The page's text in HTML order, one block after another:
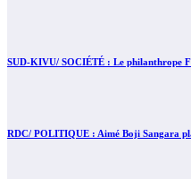
SUD-KIVU/ SOCIÉTÉ : Le philanthrope
RDC/ POLITIQUE : Aimé Boji Sangara